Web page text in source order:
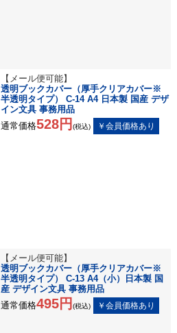
【メール便可能】
透明ブックカバー（厚手クリアカバー※
半透明タイプ） C-14 A4 日本製 国産 デザ
イン文具 事務用品
通常価格528円 (税込)
【メール便可能】
透明ブックカバー（厚手クリアカバー※
半透明タイプ） C-13 A4（小）日本製 国
産 デザイン文具 事務用品
通常価格495円 (税込)